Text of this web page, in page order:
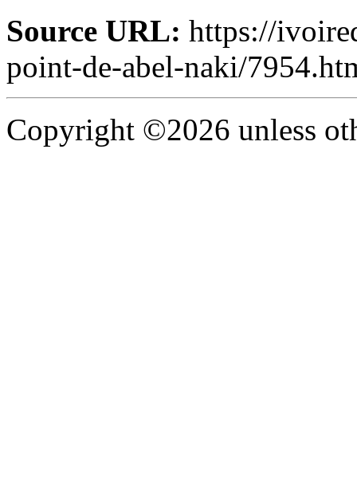
Source URL: https://
point-de-abel-naki/
Copyright ©2026 unless